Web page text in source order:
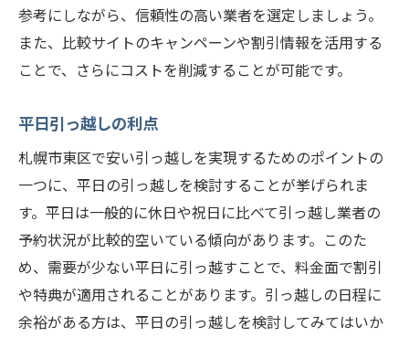
参考にしながら、信頼性の高い業者を選定しましょう。
また、比較サイトのキャンペーンや割引情報を活用する
ことで、さらにコストを削減することが可能です。
平日引っ越しの利点
札幌市東区で安い引っ越しを実現するためのポイントの
一つに、平日の引っ越しを検討することが挙げられま
す。平日は一般的に休日や祝日に比べて引っ越し業者の
予約状況が比較的空いている傾向があります。このた
め、需要が少ない平日に引っ越すことで、料金面で割引
や特典が適用されることがあります。引っ越しの日程に
余裕がある方は、平日の引っ越しを検討してみてはいか